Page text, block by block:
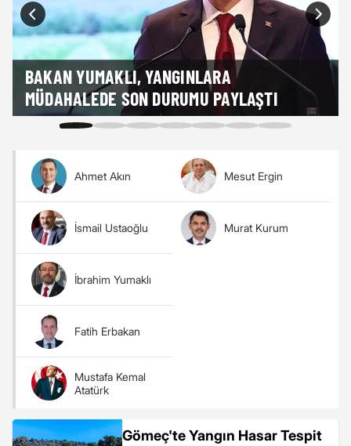
BAKAN YUMAKLI, YANGINLARA
MÜDAHALEDE SON DURUMU PAYLAŞTI
Ahmet Akın
İsmail Ustaoğlu
İbrahim Yumaklı
Fatih Erbakan
Mustafa Kemal
Atatürk
Mesut Ergin
Murat Kurum
Gömeç'te Yangın Hasar Tespit